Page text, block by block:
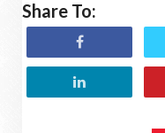
Share To: